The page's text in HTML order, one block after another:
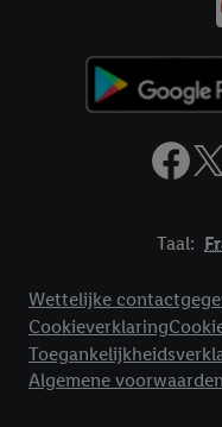
Taal:
Wettelijke
Cookieverklaring
Algemene voorwaarden